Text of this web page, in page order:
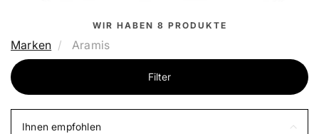
WIR HABEN 8 PRODUKTE
Marken Aramis
Filter
Ihnen empfohlen